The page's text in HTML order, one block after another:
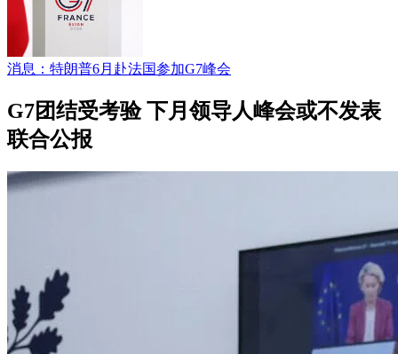
消息：特朗普6月赴法国参加G7峰会
G7团结受考验 下月领导人峰会或不发表
联合公报